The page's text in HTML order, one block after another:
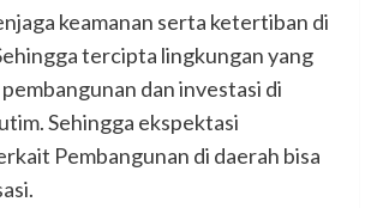
keamanan serta ketertiban di
tercipta lingkungan yang
dan investasi di
Sehingga ekspektasi
Pembangunan di daerah bisa